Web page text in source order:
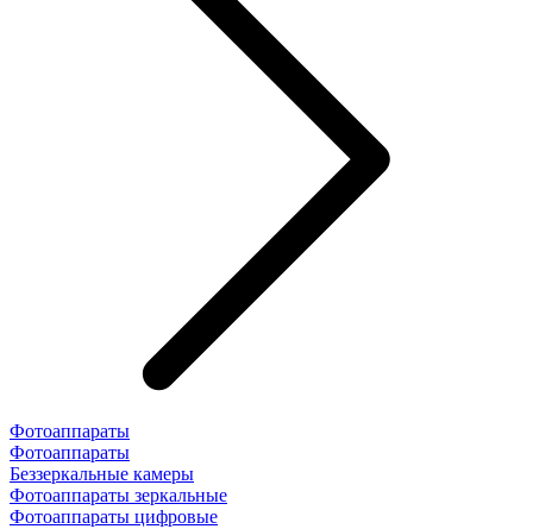
Фотоаппараты
Фотоаппараты
Беззеркальные камеры
Фотоаппараты зеркальные
Фотоаппараты цифровые